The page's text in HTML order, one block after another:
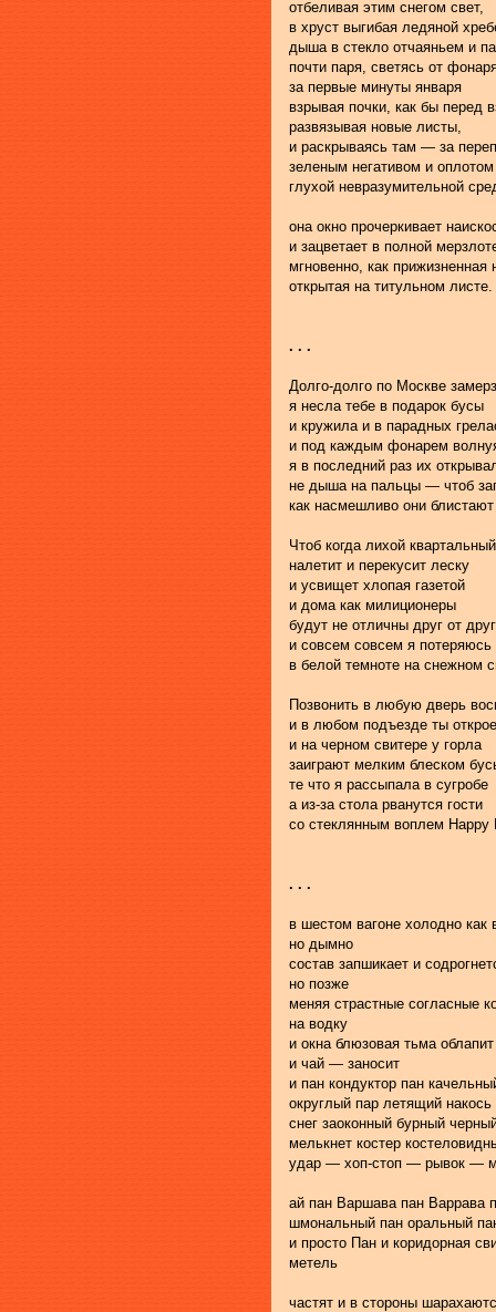
отбеливая этим снегом свет,
в хруст выгибая ледяной
дыша в стекло отчаяньем и
почти паря, светясь от
за первые минуты января
взрывая почки, как бы перед
развязывая новые листы,
и раскрываясь там — за
зеленым негативом и оплотом
глухой невразумительной
она окно прочеркивает
и зацветает в полной
мгновенно, как прижизненная
открытая на титульном листе.
. . .
Долго-долго по Москве
я несла тебе в подарок бусы
и кружила и в парадных
и под каждым фонарем
я в последний раз их
не дыша на пальцы — чтоб
как насмешливо они блистают
Чтоб когда лихой
налетит и перекусит леску
и усвищет хлопая газетой
и дома как милиционеры
будут не отличны друг от
и совсем совсем я потеряюсь
в белой темноте на снежном
Позвонить в любую дверь
и в любом подъезде ты
и на черном свитере у горла
заиграют мелким блеском
те что я рассыпала в сугробе
а из-за стола рванутся гости
со стеклянным воплем Нарру
. . .
в шестом вагоне холодно как
но дымно
состав запшикает и
но позже
меняя страстные согласные
на водку
и окна блюзовая тьма облапит
и чай — заносит
и пан кондуктор пан
округлый пар летящий накось
снег заоконный бурный
мелькнет костер
удар — хоп-стоп — рывок —
ай пан Варшава пан Варрава
шмональный пан оральный
и просто Пан и коридорная
метель
частят и в стороны